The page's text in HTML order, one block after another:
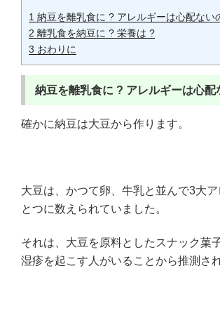
1 納豆を離乳食に ? アレルギーは心配ない
2 離乳食を納豆に ? 栄養は ?
3 おわりに
納豆を離乳食に ? アレルギーは心配
確かに納豆は大豆から作ります。
大豆は、かつて卵、牛乳と並んで3大
とつに数えられていました。
それは、大豆を原料としたスナック菓
湿疹を起こす人がいることから推測さ